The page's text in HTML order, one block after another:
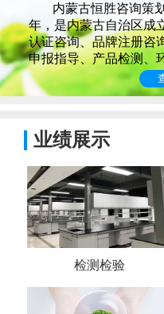
内蒙古恒胜咨询策
年，是内蒙古自治区成
认证咨询、品牌注册咨
申报指导、产品检测、
业绩展示
检测检验